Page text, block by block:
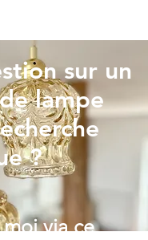
sur un
lampe
?
via ce